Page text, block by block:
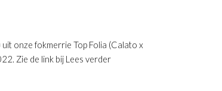
onze fokmerrie Top Folia (Calato x
Zie de link bij Lees verder